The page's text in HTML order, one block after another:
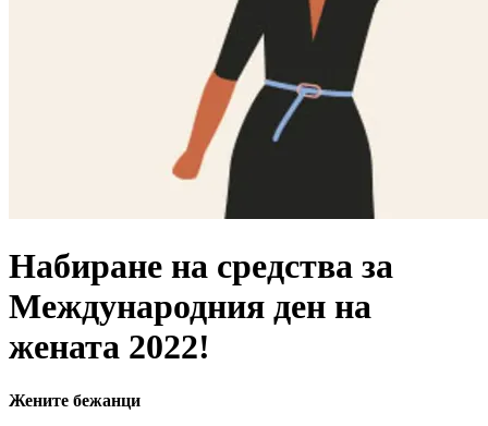
Набиране на средства за
Международния ден на
жената 2022!
Жените бежанци